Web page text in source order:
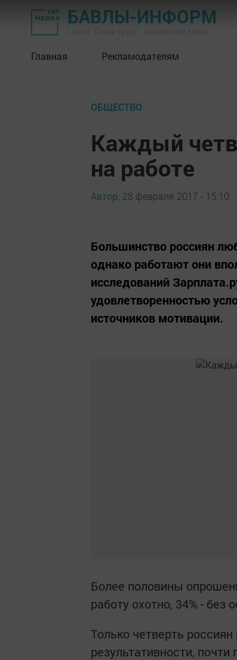
БАВЛЫ-ИНФОРМ
Главная Рекламодателям
ОБЩЕСТВО
Каждый
на работе
Автор, 28 февраля 2017 - 15:10
Большинство россиян
однако работают они
исследований
удовлетворенностью
источников мотивации.
Более половины
работу охотно, 34% - без
Только четверть
результативности,